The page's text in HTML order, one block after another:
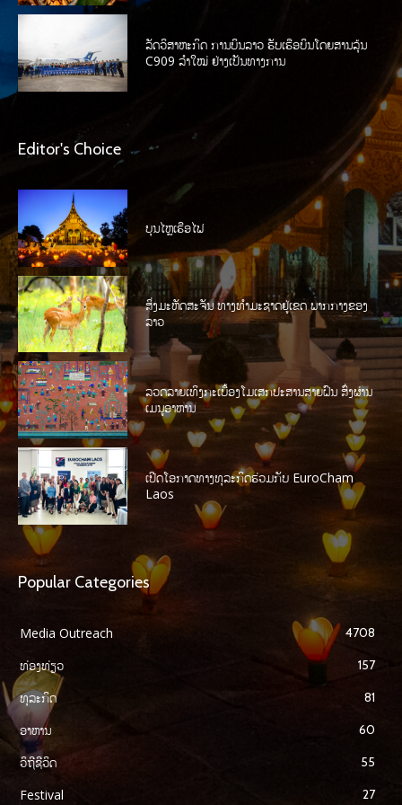
ລັດວິສາຫະກິດ ການບິນລາວ ຮັບເຮືອບິນໂດຍສານລຸ້ນ
C909 ລໍາໃໝ່ ຢ່າງເປັນທາງການ
Editor's Choice
ບຸນໄຫຼເຮືອໄຟ
ສິ່ງມະຫັດສະຈັນ ທາງທໍາມະຊາດຢູ່ເຂດ ພາກກາງຂອງ
ລາວ
ລວດລາຍເທິງກະເບື້ອງໂມເສກປະສານສາຍຝົນ ສົ່ງຜ່ານ
ເມນູອາຫານ
ເປີດໂອກາດທາງທຸລະກິດຮ່ວມກັບ EuroCham
Laos
Popular Categories
Media Outreach 4708
ທ່ອງທ່ຽວ 157
ທຸລະກິດ 81
ອາຫານ 60
ວິຖີຊີວິດ 55
Festival 27